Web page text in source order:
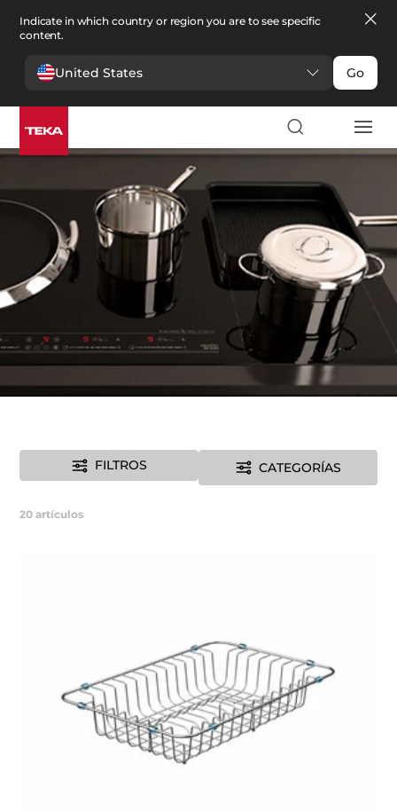
Indicate in which country or region you are to see specific
content.
United States Go
Cocina >Repuestos
Repuestos
FILTROS CATEGORÍAS
20 artículos